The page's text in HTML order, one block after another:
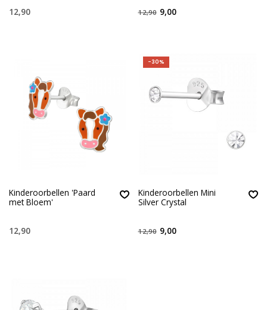
12,90 12,90 9,00
Kinderoorbellen 'Paard
met Bloem'
12,90
-30%
Kinderoorbellen Mini
Silver Crystal
12,90 9,00